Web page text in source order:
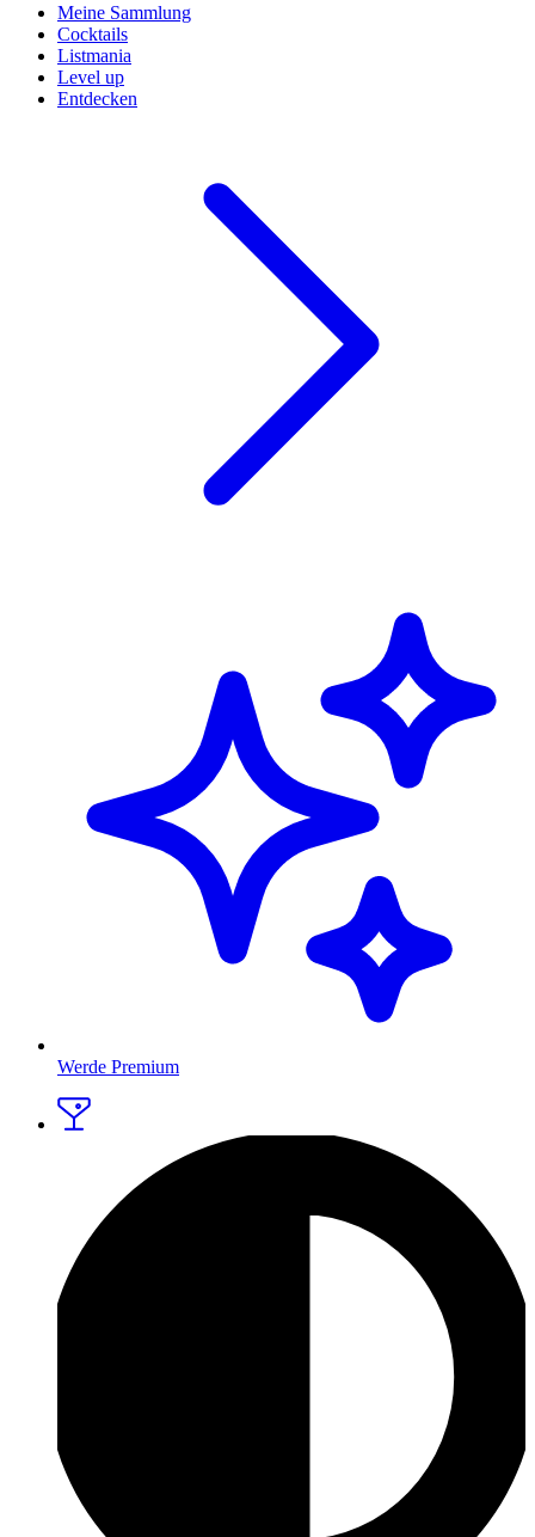
Meine Sammlung
Cocktails
Listmania
Level up
Entdecken
Werde Premium